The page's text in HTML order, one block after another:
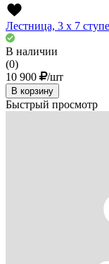
Лестница, 3 х 7
В наличии
(0)
10 900
/шт
В корзину
Быстрый просмотр